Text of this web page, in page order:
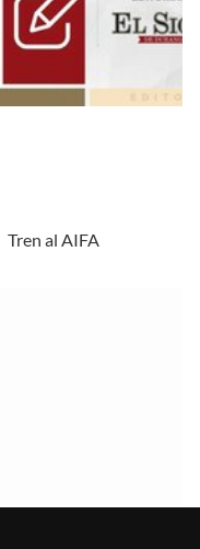
Tren al AIFA